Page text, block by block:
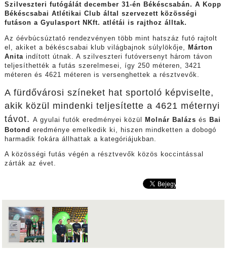
Szilveszteri futógálát december 31-én Békéscsabán. A Kopp
Békéscsabai Atlétikai Club által szervezett közösségi
futáson a Gyulasport NKft. atlétái is rajthoz álltak.
Az óévbúcsúztató rendezvényen több mint hatszáz futó rajtolt
el, akiket a békéscsabai klub világbajnok súlylökője,
Márton
Anitaindított útnak. A szilveszteri futóversenyt három távon
teljesíthették a futás szerelmesei, így 250 méteren, 3421
méteren és 4621 méteren is versenghettek a résztvevők.
A fürdővárosi színeket hat sportoló képviselte,
akik közül mindenki teljesítette a 4621 méternyi
távot. A gyulai futók eredményei közül Molnár Balázs és
Bai
Botond eredménye emelkedik ki, hiszen mindketten a dobogó
harmadik fokára állhattak a kategóriájukban.
A közösségi futás végén a résztvevők közös koccintással
zárták az évet.